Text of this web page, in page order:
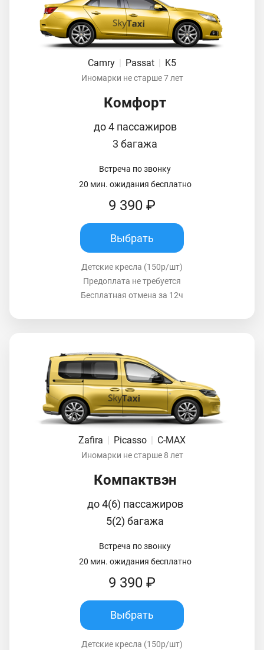
Camry Passat K5
Иномарки не старше 7 лет
Комфорт
до 4 пассажиров
3 багажа
Встреча по звонку
20 мин. ожидания бесплатно
9 390 ₽
Выбрать
Детские кресла (150р/шт)
Предоплата не требуется
Бесплатная отмена за 12ч
Zafira | Picasso | C-MAX
Иномарки не старше 8 лет
Компактвэн
до 4(6) пассажиров
5(2) багажа
Встреча по звонку
20 мин. ожидания бесплатно
9 390 ₽
Выбрать
Детские кресла (150р/шт)